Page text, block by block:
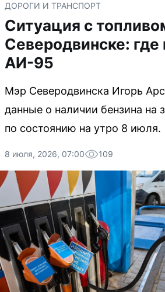
ДОРОГИ И ТРАНСПОРТ
Ситуация с
Северодвинске: где
АИ-95
Мэр Северодвинска Игорь
данные о наличии бензина на
по состоянию на утро 8 июля.
8 июля, 2026, 07:00 109